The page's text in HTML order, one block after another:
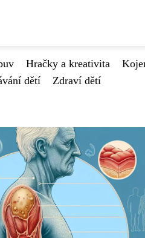
Hračky a kreativita
dětí
Zdraví dětí